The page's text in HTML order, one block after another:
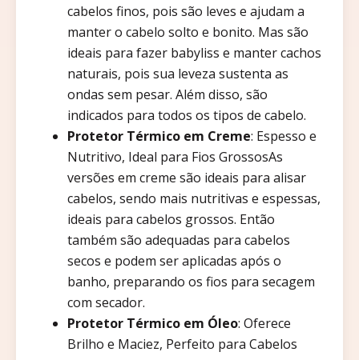
cabelos finos, pois são leves e ajudam a
manter o cabelo solto e bonito. Mas são
ideais para fazer babyliss e manter cachos
naturais, pois sua leveza sustenta as
ondas sem pesar. Além disso, são
indicados para todos os tipos de cabelo.
Protetor Térmico em Creme: Espesso e
Nutritivo, Ideal para Fios GrossosAs
versões em creme são ideais para alisar
cabelos, sendo mais nutritivas e espessas,
ideais para cabelos grossos. Então
também são adequadas para cabelos
secos e podem ser aplicadas após o
banho, preparando os fios para secagem
com secador.
Protetor Térmico em Óleo: Oferece
Brilho e Maciez, Perfeito para Cabelos